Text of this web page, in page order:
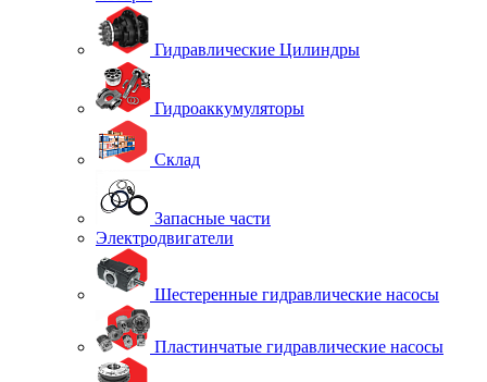
Гидравлические Цилиндры
Гидроаккумуляторы
Склад
Запасные части
Электродвигатели
Шестеренные гидравлические насосы
Пластинчатые гидравлические насосы